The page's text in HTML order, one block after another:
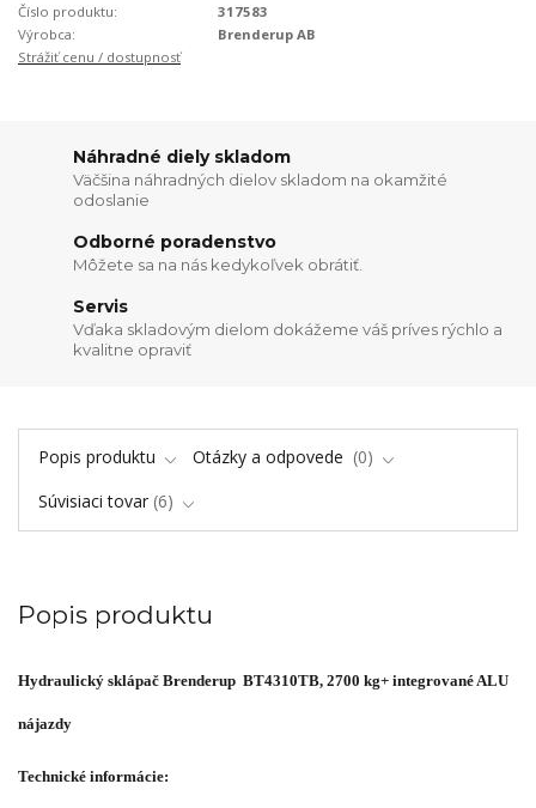
Číslo produktu:
317583
Výrobca:
Brenderup AB
Strážiť cenu / dostupnosť
Náhradné diely skladom
Väčšina náhradných dielov skladom na okamžité
odoslanie
Odborné poradenstvo
Môžete sa na nás kedykoľvek obrátiť.
Servis
Vďaka skladovým dielom dokážeme váš príves rýchlo a
kvalitne opraviť
Popis produktu Otázky a odpovede
0
Súvisiaci tovar 6
Popis produktu
Hydraulický sklápač Brenderup BT4310TB, 2700 kg+ integrované ALU
nájazdy
Technické informácie: